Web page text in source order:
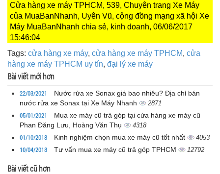
Cửa hàng xe máy TPHCM, 539, Chuyên trang Xe Máy
của MuaBanNhanh, Uyên Vũ, cộng đồng mạng xã hội Xe
Máy MuaBanNhanh chia sẻ, kinh doanh, 06/06/2017
15:46:04
Tags: cửa hàng xe máy, cửa hàng xe máy TPHCM, cửa
hàng xe máy TPHCM uy tín, đại lý xe máy
Bài viết mới hơn
22/03/2021
Nước rửa xe Sonax giá bao nhiêu? Địa chỉ bán
nước rửa xe Sonax tại Xe Máy Nhanh
2871
05/01/2021
Mua xe máy cũ trả góp tại cửa hàng xe máy cũ
Phan Đăng Lưu, Hoàng Văn Thụ
4318
01/10/2018 Kinh nghiệm chọn mua xe máy cũ tốt nhất 4053
10/04/2018 Tư vấn mua xe máy cũ trả góp TPHCM 12792
Bài viết cũ hơn